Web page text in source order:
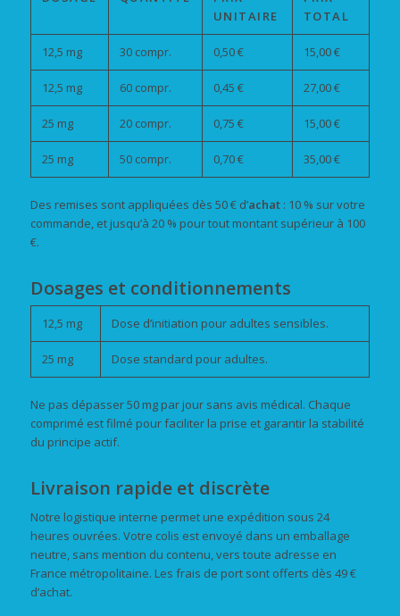
UNITAIRE
TOTAL
12,5 mg 30 compr. 0,50 € 15,00 €
12,5 mg 60 compr. 0,45 € 27,00 €
25 mg 20 compr. 0,75 € 15,00 €
25 mg 50 compr. 0,70 € 35,00 €
Des remises sont appliquées dès 50 € d’achat: 10 % sur votre
commande, et jusqu’à 20 % pour tout montant supérieur à 100
€.
Dosages et conditionnements
12,5 mg Dose d’initiation pour adultes sensibles.
25 mg Dose standard pour adultes.
Ne pas dépasser 50 mg par jour sans avis médical. Chaque
comprimé est filmé pour faciliter la prise et garantir la stabilité
du principe actif.
Livraison rapide et discrète
Notre logistique interne permet une expédition sous 24
heures ouvrées. Votre colis est envoyé dans un emballage
neutre, sans mention du contenu, vers toute adresse en
France métropolitaine. Les frais de port sont offerts dès 49 €
d’achat.